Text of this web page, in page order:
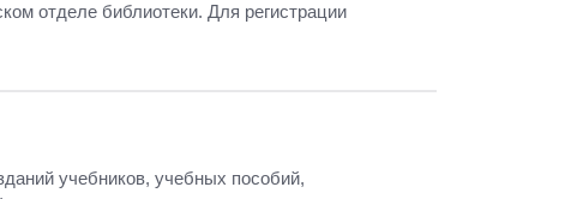
отделе библиотеки. Для регистрации
учебников, учебных пособий,